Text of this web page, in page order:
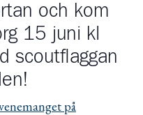
och kom
15 juni kl
scoutflaggan
på